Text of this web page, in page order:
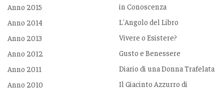
Anno 2015
Anno 2014
Anno 2013
Anno 2012
Anno 2011
Anno 2010
in Conoscenza
L'Angolo del Libro
Vivere o Esistere?
Gusto e Benessere
Diario di una Donna Trafelata
Il Giacinto Azzurro di